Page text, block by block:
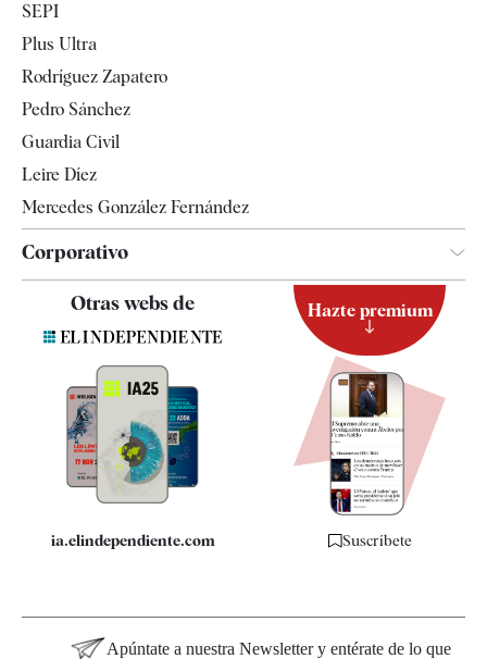
Televisión
SEPI
Plus Ultra
Rodríguez Zapatero
Pedro Sánchez
Guardia Civil
Leire Díez
Mercedes González Fernández
Corporativo
Contacto
Quiénes somos
Especificaciones
Otras webs de
ia.elindependiente.com
Hazte premium
Suscríbete
Apúntate a nuestra Newsletter y entérate de lo que